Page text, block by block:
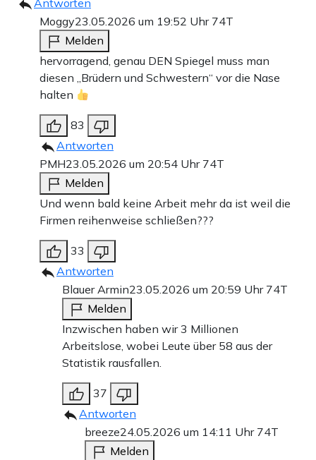
Antworten
Moggy23.05.2026 um 19:52 Uhr 74T
Melden
hervorragend, genau DEN Spiegel muss man
diesen „Brüdern und Schwestern“ vor die Nase
halten
83
Antworten
PMH23.05.2026 um 20:54 Uhr 74T
Melden
Und wenn bald keine Arbeit mehr da ist weil die
Firmen reihenweise schließen???
33
Antworten
Blauer Armin23.05.2026 um 20:59 Uhr 74T
Melden
Inzwischen haben wir 3 Millionen
Arbeitslose, wobei Leute über 58 aus der
Statistik rausfallen.
37
Antworten
breeze24.05.2026 um 14:11 Uhr 74T
Melden